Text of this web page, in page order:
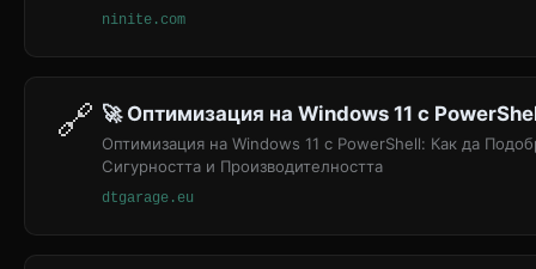
браузър, архиватор, media player, dev инструменти и
ninite.com
🔗 🚀 Оптимизация на Windows 11 с
Оптимизация на Windows 11 с PowerShell: Как да
Сигурността и Производителността
dtgarage.eu